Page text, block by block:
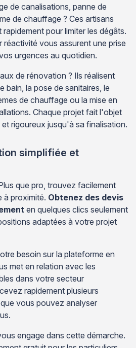
de canalisations, panne de
de chauffage ? Ces artisans
pour limiter les dégâts.
réactivité vous assurent une prise
urgences au quotidien.
de rénovation ? Ils réalisent
bain, la pose de sanitaires, le
de chauffage ou la mise en
Chaque projet fait l'objet
rigoureux jusqu'à sa finalisation.
simplifiée et
que pro, trouvez facilement
à proximité. Obtenez des devis
en quelques clics seulement
adaptées à votre projet
besoin sur la plateforme en
met en relation avec les
dans votre secteur
rapidement plusieurs
vous pouvez analyser
engage dans cette démarche.